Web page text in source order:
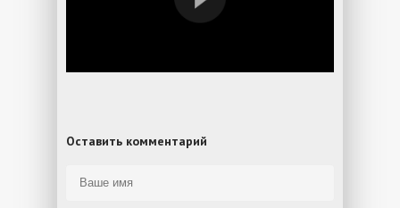
Оставить комментарий